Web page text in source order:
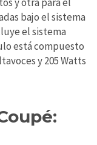
y otra para el
bajo el sistema
el sistema
está compuesto
y 205 Watts